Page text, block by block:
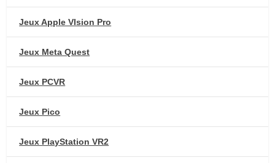
Jeux Apple VIsion Pro
Jeux Meta Quest
Jeux PCVR
Jeux Pico
Jeux PlayStation VR2